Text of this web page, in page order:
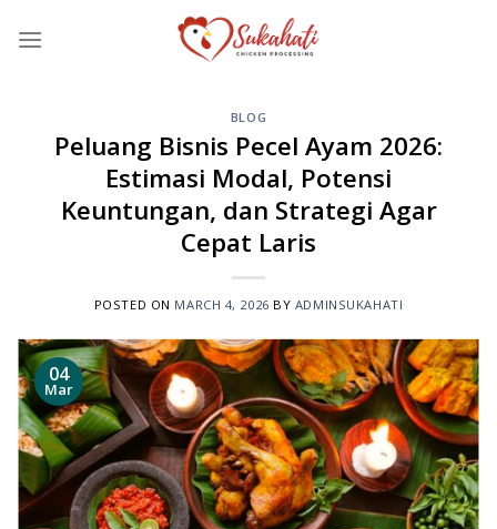
BLOG
Peluang Bisnis Pecel Ayam 2026:
Estimasi Modal, Potensi
Keuntungan, dan Strategi Agar
Cepat Laris
POSTED ON MARCH 4, 2026 BY ADMINSUKAHATI
04
Mar